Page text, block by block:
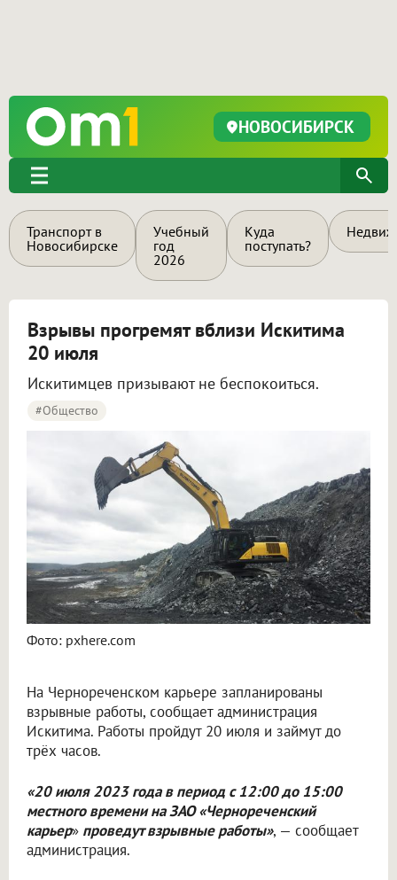
НОВОСИБИРСК
Транспорт в
Новосибирске
Учебный
год
2026
Куда
поступать?
Взрывы прогремят вблизи Искитима
20 июля
Искитимцев призывают не беспокоиться.
#Общество
Фото: pxhere.com
На Чернореченском карьере запланированы
взрывные работы, сообщает администрация
Искитима. Работы пройдут 20 июля и займут до
трёх часов.
«20 июля 2023 года в период с 12:00 до 15:00
местного времени на ЗАО «Чернореченский
карьер» проведут взрывные работы», — сообщает
администрация.